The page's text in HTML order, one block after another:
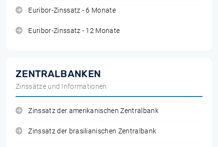
Euribor-Zinssatz - 6 Monate
Euribor-Zinssatz - 12 Monate
ZENTRALBANKEN
Zinssätze und Informationen
Zinssatz der amerikanischen Zentralbank
Zinssatz der brasilianischen Zentralbank